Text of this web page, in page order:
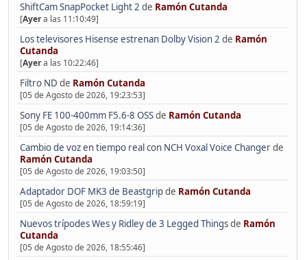
ShiftCam SnapPocket Light 2 de Ramón Cutanda
[Ayera las 11:10:49]
Los televisores Hisense estrenan Dolby Vision 2 de Ramón
Cutanda
[Ayera las 10:22:46]
Filtro ND de Ramón Cutanda
[05 de Agosto de 2026, 19:23:53]
Sony FE 100-400mm F5.6-8 OSSde Ramón Cutanda
[05 de Agosto de 2026, 19:14:36]
Cambio de voz en tiempo real con NCH Voxal Voice Changerde
Ramón Cutanda
[05 de Agosto de 2026, 19:03:50]
Adaptador DOF MK3 de Beastgripde Ramón Cutanda
[05 de Agosto de 2026, 18:59:19]
Nuevos trípodes Wes y Ridley de 3 Legged Thingsde Ramón
Cutanda
[05 de Agosto de 2026, 18:55:46]